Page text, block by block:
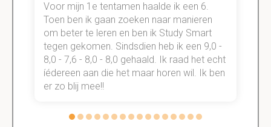
Voor mijn 1e tentamen haalde ik een 6.
Toen ben ik gaan zoeken naar manieren
om beter te leren en ben ik Study Smart
tegen gekomen. Sindsdien heb ik een 9,0 -
8,0 - 7,6 - 8,0 - 8,0 gehaald. Ik raad het echt
íédereen aan die het maar horen wil. Ik ben
er zo blij mee!!